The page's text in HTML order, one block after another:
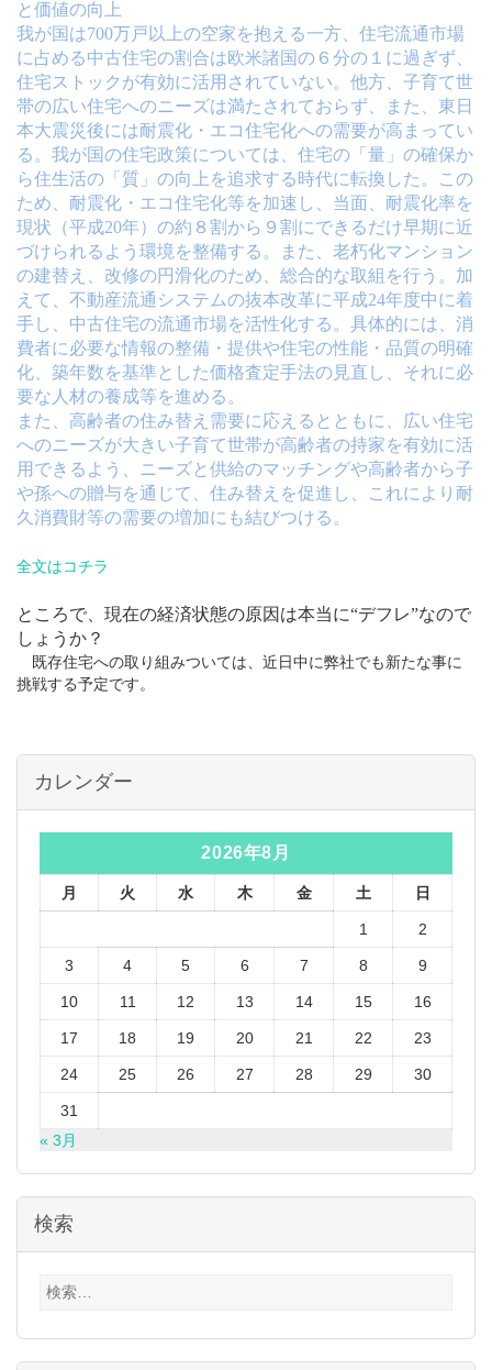
と価値の向上
我が国は700万戸以上の空家を抱える一方、住宅流通市場
に占める中古住宅の割合は欧米諸国の６分の１に過ぎず、
住宅ストックが有効に活用されていない。他方、子育て世
帯の広い住宅へのニーズは満たされておらず、また、東日
本大震災後には耐震化・エコ住宅化への需要が高まってい
る。我が国の住宅政策については、住宅の「量」の確保か
ら住生活の「質」の向上を追求する時代に転換した。この
ため、耐震化・エコ住宅化等を加速し、当面、耐震化率を
現状（平成20年）の約８割から９割にできるだけ早期に近
づけられるよう環境を整備する。また、老朽化マンション
の建替え、改修の円滑化のため、総合的な取組を行う。加
えて、不動産流通システムの抜本改革に平成24年度中に着
手し、中古住宅の流通市場を活性化する。具体的には、消
費者に必要な情報の整備・提供や住宅の性能・品質の明確
化、築年数を基準とした価格査定手法の見直し、それに必
要な人材の養成等を進める。
また、高齢者の住み替え需要に応えるとともに、広い住宅
へのニーズが大きい子育て世帯が高齢者の持家を有効に活
用できるよう、ニーズと供給のマッチングや高齢者から子
や孫への贈与を通じて、住み替えを促進し、これにより耐
久消費財等の需要の増加にも結びつける。
全文はコチラ
ところで、現在の経済状態の原因は本当に“デフレ”なので
しょうか？
既存住宅への取り組みついては、近日中に弊社でも新たな事に
挑戦する予定です。
カレンダー
2026年8月
月 火 水 木 金 土 日
1 2
3 4 5 6 7 8 9
10 11 12 13 14 15 16
17 18 19 20 21 22 23
24 25 26 27 28 29 30
31
« 3月
検索
検